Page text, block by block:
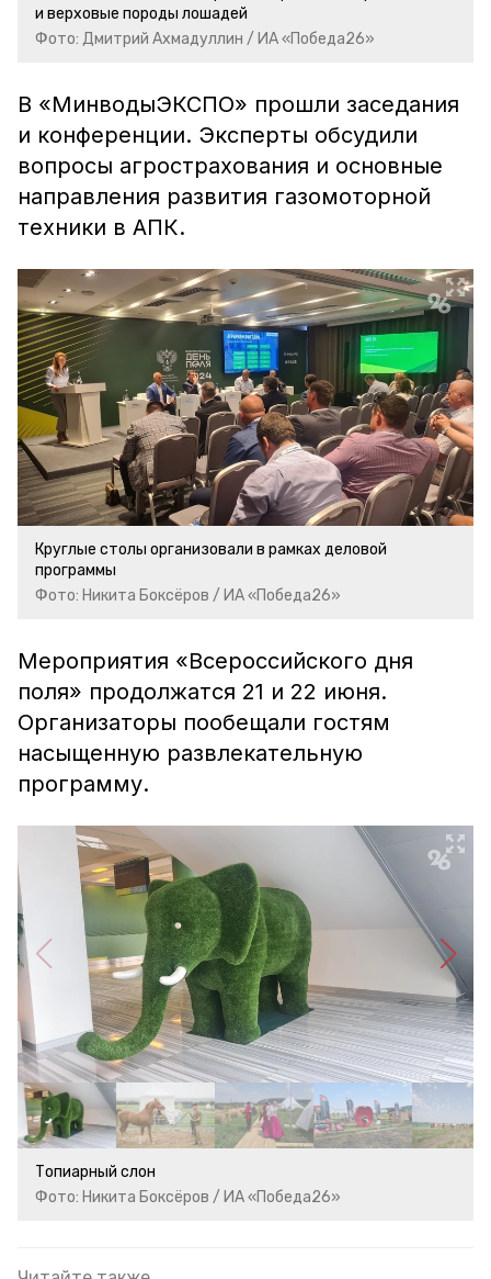
и верховые породы лошадей
Фото: Дмитрий Ахмадуллин / ИА «Победа26»
В «МинводыЭКСПО» прошли заседания
и конференции. Эксперты обсудили
вопросы агрострахования и основные
направления развития газомоторной
техники в АПК.
Круглые столы организовали в рамках деловой
программы
Фото: Никита Боксёров / ИА «Победа26»
Мероприятия «Всероссийского дня
поля» продолжатся 21 и 22 июня.
Организаторы пообещали гостям
насыщенную развлекательную
программу.
Топиарный слон
Фото: Никита Боксёров / ИА «Победа26»